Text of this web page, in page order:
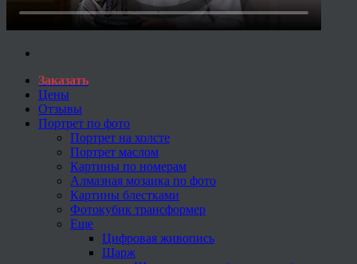
Заказать
Цены
Отзывы
Портрет по фото
Портрет на холсте
Портрет маслом
Картины по номерам
Алмазная мозаика по фото
Картины блестками
Фотокубик трансформер
Еще
Цифровая живопись
Шарж